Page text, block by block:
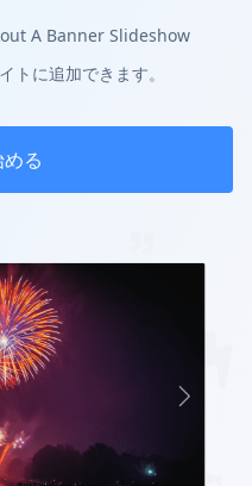
A Banner Slideshow
に追加できます。
る